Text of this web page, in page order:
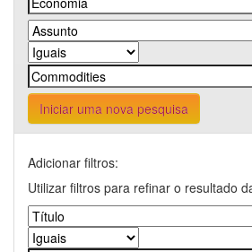
Iniciar uma nova pesquisa
Adicionar filtros:
Utilizar filtros para refinar o resultado